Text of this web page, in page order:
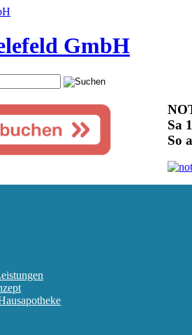
GmbH
Sa
So